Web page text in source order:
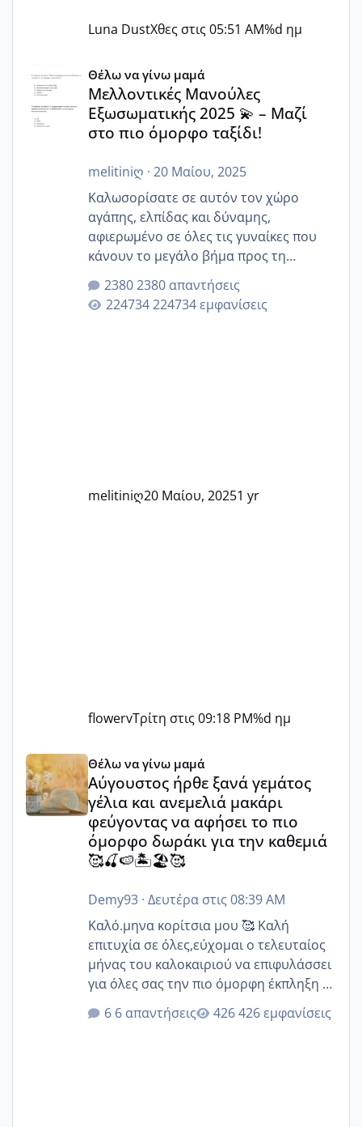
Luna DustΧθες στις 05:51 AM%d ημ
Μελλοντικές Μανούλες Εξωσωματικής 2025 💫 – Μαζί
Θέλω να γίνω μαμά
Μελλοντικές Μανούλες
Εξωσωματικής 2025 💫 – Μαζί
στο πιο όμορφο ταξίδι!
melitiniღ · 20 Μαίου, 2025
Καλωσορίσατε σε αυτόν τον χώρο
αγάπης, ελπίδας και δύναμης,
αφιερωμένο σε όλες τις γυναίκες που
κάνουν το μεγάλο βήμα προς τη
μητρότητα μέσω εξωσωματικής το 2025.
Εδώ θα μοιραστούμε αγωνίες, χαρές,
εμπειρίες και κάθε μικρή ή μεγάλη
2380 απαντήσεις
224734 εμφανίσεις
melitiniღ20 Μαίου, 20251 yr
flowervΤρίτη στις 09:18 PM%d ημ
Αύγουστος ήρθε ξανά γεμάτος γέλια και ανεμελιά
Θέλω να γίνω μαμά
Αύγουστος ήρθε ξανά γεμάτος
γέλια και ανεμελιά μακάρι
φεύγοντας να αφήσει το πιο
όμορφο δωράκι για την καθεμιά
🥰🍒🍉🏝️🏖️🥰
Demy93· Δευτέρα στις 08:39 AM
Καλό.μηνα κορίτσια μου 🥰 Καλή
επιτυχία σε όλες,εύχομαι ο τελευταίος
μήνας του καλοκαιριού να επιφυλάσσει
για όλες σας την πιο όμορφη έκπληξη 🧿
@Elk @Melikara86 @Παρασκευαιδου
@Zenia z @melitiniღ @Christi.D.
6 απαντήσεις 426 εμφανίσεις